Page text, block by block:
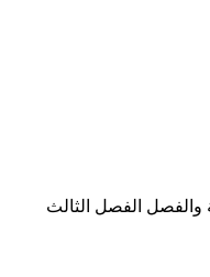
والفصل الفصل الثالث